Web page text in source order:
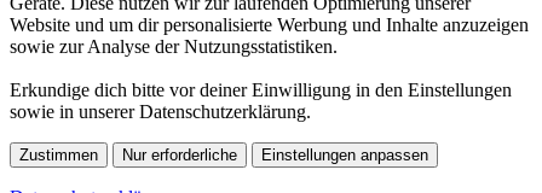
Website und um dir personalisierte Werbung und Inhalte anzuzeigen
sowie zur Analyse der Nutzungsstatistiken.
Erkundige dich bitte vor deiner Einwilligung in den Einstellungen
sowie in unserer Datenschutzerklärung.
Zustimmen Nur erforderliche Einstellungen anpassen